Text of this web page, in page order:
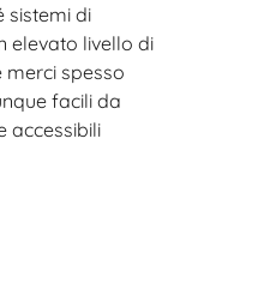
sistemi di
elevato livello di
merci spesso
facili da
accessibili